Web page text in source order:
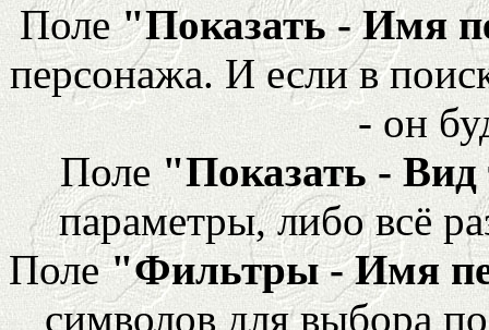
Поле"Показать - Имя
персонажа. И если в
- он
Поле "Показать -
параметры, либо всё
Поле"Фильтры - Имя
символов для выбора